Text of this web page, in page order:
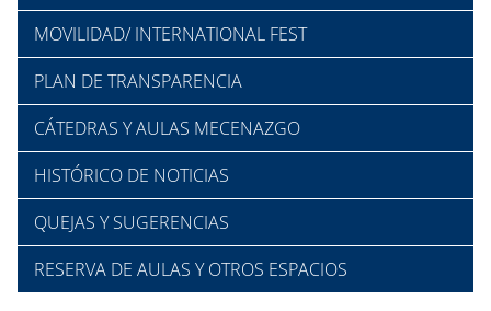
MOVILIDAD/ INTERNATIONAL FEST
PLAN DE TRANSPARENCIA
CÁTEDRAS Y AULAS MECENAZGO
HISTÓRICO DE NOTICIAS
QUEJAS Y SUGERENCIAS
RESERVA DE AULAS Y OTROS ESPACIOS